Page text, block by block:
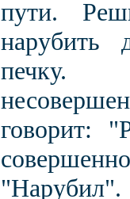
пути.
нарубить
говорит: